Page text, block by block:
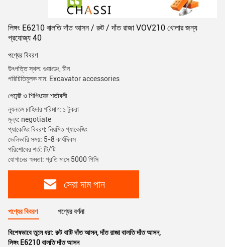
লিঙ্গং E6210 বালতি দাঁত আসন / রুট / দাঁত রাজা VOV210 খোলার জন্য
প্রযোজ্য 40
পণ্যের বিবরণ
উৎপত্তি স্থল: গুয়াংডং, চীন
পরিচিতিমুলক নাম: Excavator accessories
পেমেন্ট ও শিপিংয়ের শর্তাবলী
ন্যূনতম চাহিদার পরিমাণ: ১ টুকরা
মূল্য: negotiate
প্যাকেজিং বিবরণ: নিয়মিত প্যাকেজিং
ডেলিভারি সময়: 5-8 কার্যদিবস
পরিশোধের শর্ত: টি/টি
যোগানের ক্ষমতা: প্রতি মাসে 5000 পিসি
সেরা দাম পান
পণ্যের বিবরণ পণ্যের বর্ণনা
বিশেষভাবে তুলে ধরা:রুট বাটি দাঁত আসন,দাঁত রাজা বালতি দাঁত আসন,
লিঙ্গং E6210 বালতি দাঁত আসন